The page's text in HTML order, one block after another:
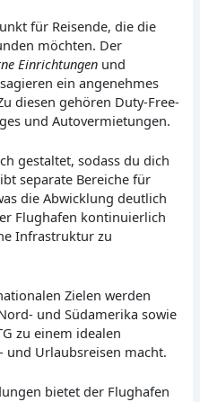
für Reisende, die die
möchten. Der
Einrichtungen und
ein angenehmes
diesen gehören Duty-Free-
und Autovermietungen.
gestaltet, sodass du dich
separate Bereiche für
die Abwicklung deutlich
Flughafen kontinuierlich
Infrastruktur zu
Zielen werden
und Südamerika sowie
zu einem idealen
und Urlaubsreisen macht.
bietet der Flughafen